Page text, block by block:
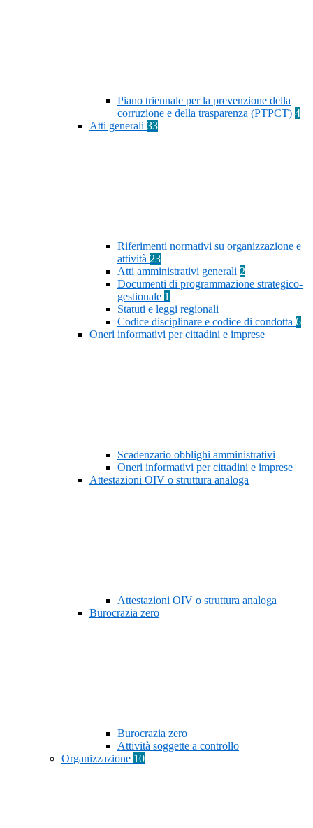
Piano triennale per la prevenzione della
corruzione e della trasparenza (PTPCT) 4
Atti generali 33
Riferimenti normativi su organizzazione e
attività 23
Atti amministrativi generali 2
Documenti di programmazione strategico-
gestionale 1
Statuti e leggi regionali
Codice disciplinare e codice di condotta 6
Oneri informativi per cittadini e imprese
Scadenzario obblighi amministrativi
Oneri informativi per cittadini e imprese
Attestazioni OIV o struttura analoga
Attestazioni OIV o struttura analoga
Burocrazia zero
Burocrazia zero
Attività soggette a controllo
Organizzazione 10